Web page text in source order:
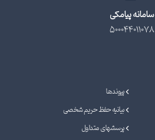
سامانه پیامکی
500044011078
پیوندها
بیانیه حفظ حریم شخصی
پرسشهای متداول